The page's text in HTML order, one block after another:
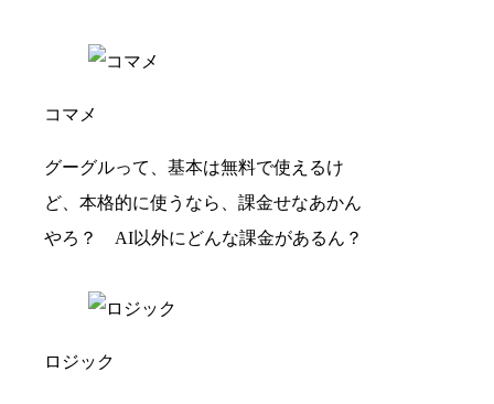
コマメ
グーグルって、基本は無料で使えるけ
ど、本格的に使うなら、課金せなあかん
やろ？ AI以外にどんな課金があるん？
ロジック